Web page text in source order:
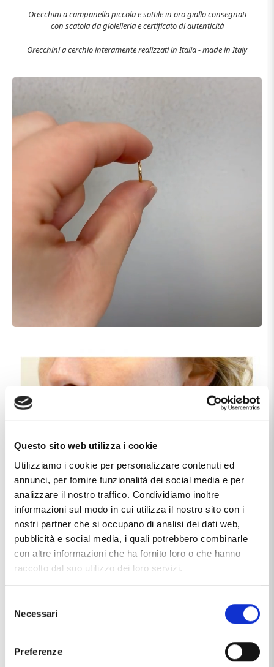
Questo sito web utilizza i cookie
Utilizziamo i cookie per personalizzare contenuti ed
annunci, per fornire funzionalità dei social media e per
analizzare il nostro traffico. Condividiamo inoltre
informazioni sul modo in cui utilizza il nostro sito con i
nostri partner che si occupano di analisi dei dati web,
pubblicità e social media, i quali potrebbero combinarle
con altre informazioni che ha fornito loro o che hanno
raccolto dal suo utilizzo dei loro servizi.
delNecessari
Preferenze
Orecchini a campanella piccola e sottile in oro giallo consegnati
con scatola da gioielleria e certificato di autenticità
Orecchini a cerchio interamente realizzati in Italia - made in Italy
Chiusura